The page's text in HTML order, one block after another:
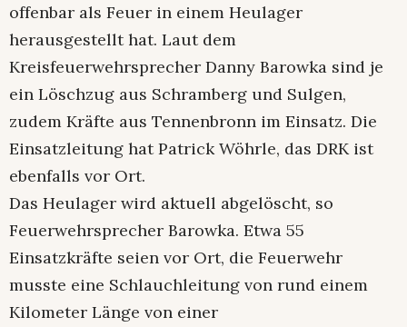
offenbar als Feuer in einem Heulager
herausgestellt hat. Laut dem
Kreisfeuerwehrsprecher Danny Barowka sind je
ein Löschzug aus Schramberg und Sulgen,
zudem Kräfte aus Tennenbronn im Einsatz. Die
Einsatzleitung hat Patrick Wöhrle, das DRK ist
ebenfalls vor Ort.
Das Heulager wird aktuell abgelöscht, so
Feuerwehrsprecher Barowka. Etwa 55
Einsatzkräfte seien vor Ort, die Feuerwehr
musste eine Schlauchleitung von rund einem
Kilometer Länge von einer